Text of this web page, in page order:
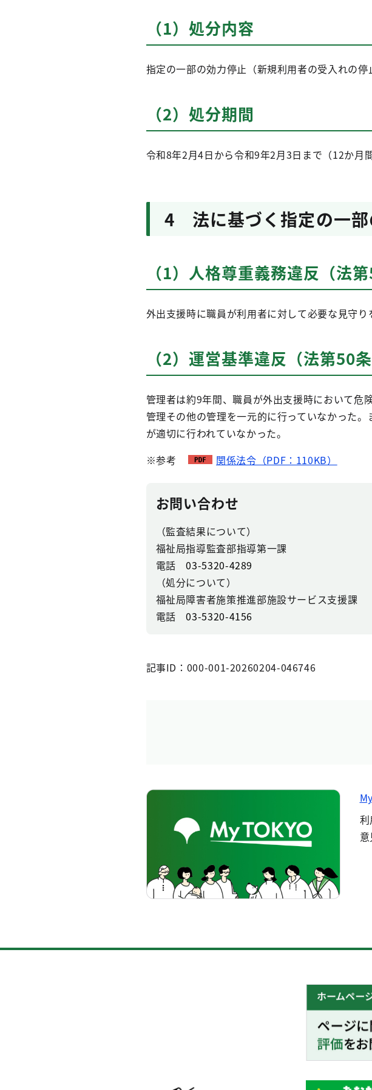
（1）処分内容
指定の一部の効力停止（新規利用者の受入れの停
（2）処分期間
令和8年2月4日から令和9年2月3日まで（12か月間
4 法に基づく指定の一部
（1）人格尊重義務違反（法
外出支援時に職員が利用者に対して必要な見守
（2）運営基準違反（法第50
管理者は約9年間、職員が外出支援時において危
管理その他の管理を一元的に行っていなかった
が適切に行われていなかった。
※参考
関係法令（PDF：110KB）
お問い合わせ
（監査結果について）
福祉局指導監査部指導第一課
電話03-5320-4289
（処分について）
福祉局障害者施策推進部施設サービス支援課
電話03-5320-4156
記事ID：000-001-20260204-046746